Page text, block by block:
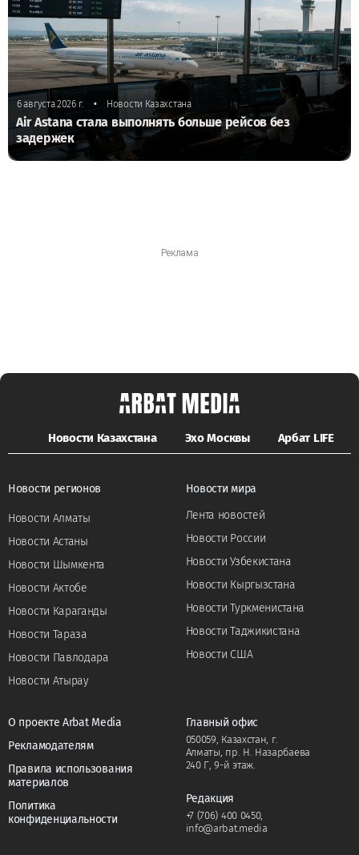
6 августа 2026 г. • Новости Казахстана
Air Astana стала выполнять больше рейсов без
задержек
Новости Казахстана Эхо Москвы Арбат LIFE
Новости регионов
Новости Алматы
Новости Астаны
Новости Шымкента
Новости Актобе
Новости Караганды
Новости Тараза
Новости Павлодара
Новости Атырау
Новости мира
Лента новостей
Новости России
Новости Узбекистана
Новости Кыргызстана
Новости Туркменистана
Новости Таджикистана
Новости США
О проекте Arbat Media
Рекламодателям
Правила использования
материалов
Политика
конфиденциальности
Главный офис
050059, Казахстан, г.
Алматы, пр. Н. Назарбаева
240 Г, 9-й этаж.
Редакция
+7 (706) 400 0450,
info@arbat.media